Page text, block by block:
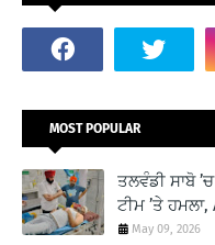
MOST POPULAR
ਤਲਵੰਡੀ ਸਾਬੋ
ਟੀਮ ’ਤੇ
May 09, 2026